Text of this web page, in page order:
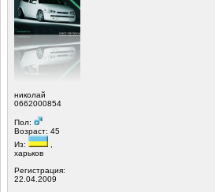
николай
0662000854
Пол:
Возраст: 45
Из:
харьков
Регистрация:
22.04.2009